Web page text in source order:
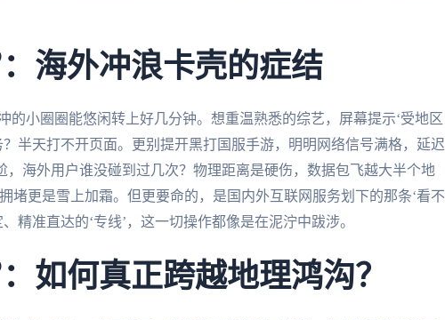
海外冲浪卡壳的症结
的小圈圈能悠闲转上好几分钟。想重温熟悉的综艺，屏幕提示‘受地区
半天打不开页面。更别提开黑打国服手游，明明网络信号满格，延迟
，海外用户谁没碰到过几次？物理距离是硬伤，数据包飞越大半个地
堵更是雪上加霜。但更要命的，是国内外互联网服务划下的那条‘看不
精准直达的‘专线’，这一切操作都像是在泥泞中跋涉。
如何真正跨越地理鸿沟？